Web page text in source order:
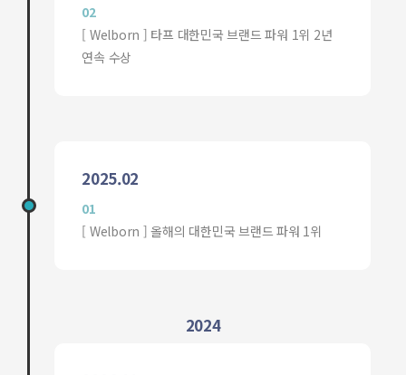
02
[ Welborn ] 타프 대한민국 브랜드 파워 1위 2년
연속 수상
2025.02
01
[ Welborn ] 올해의 대한민국 브랜드 파워 1위
2024